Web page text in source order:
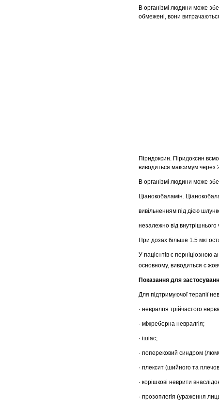
В організмі людини може
обмежені, вони
Піридоксин. Піридоксин
виводиться максимум через
В організмі людини може
Ціанокобаламін.
вивільненням під дією
незалежно від
При дозах більше 1.5 мкг
У пацієнтів с перніціозною
основному, виводиться с
Показання для
Для підтримуючої терапії
· невралгія трійчастого
· міжреберна невралгія;
· ішіас;
· поперековий синдром
· плексит (шийного та
· корішкові неврити
· прозоплегія (ураження